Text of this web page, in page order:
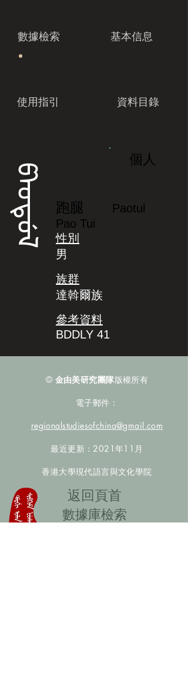
數據檢索 基本信息
使用指引 資料目錄
ᡦᠠᠣᡨᡠᠯ
個人
跑腿
Paotul
Pao Tui
性別
男
族群
達斡爾族
參考資料
BDDLY 41
© 金由美研究團隊版權所有
電子郵件：
regionalstudiesofchina@gmail.com
最近更新：2021年11月
香港大學現代語言與文化學院
​返回頁首
數據庫檢索